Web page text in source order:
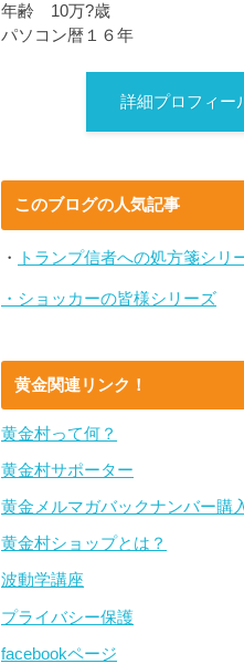
年齢 10万?歳
パソコン暦１６年
詳細プロフィー
このブログの人気記事
・ トランプ信者への処方箋シ
・ショッカーの皆様シリーズ
黄金関連リンク！
黄金村って何？
黄金村サポーター
黄金メルマガバックナンバー購
黄金村ショップとは？
波動学講座
プライバシー保護
facebookページ